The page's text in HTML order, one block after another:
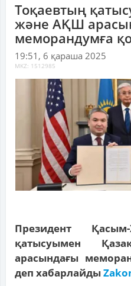
Тоқаевтың
және АҚШ
меморандумға
19:51, 6 қараша 2025
MKZ: 1512985
Президент
қатысуымен
арасындағы
деп хабарлайды